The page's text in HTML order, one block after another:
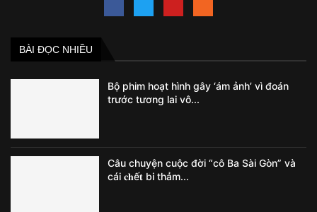
BÀI ĐỌC NHIỀU
Bộ phim hoạt hình gây ‘ám ảnh’ vì đoán
trước tương lai vô...
Câu chuyện cuộc đời “cô Ba Sài Gòn” và
cái 𝐜𝐡ế𝐭 bi thảm...